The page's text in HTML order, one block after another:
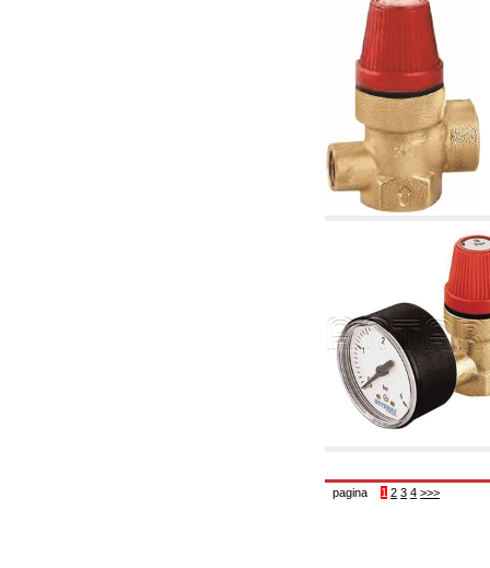
pagina 1 2 3 4 >>>